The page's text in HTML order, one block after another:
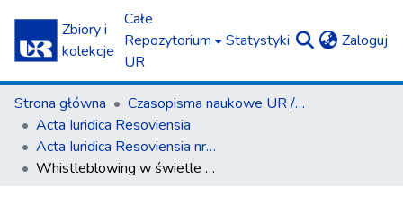
Zbiory i
kolekcje
Całe
Repozytorium
UR
Statystyki Zaloguj
Strona główna
Czasopisma naukowe UR / Scientific Journals
Acta Iuridica Resoviensia
Acta Iuridica Resoviensia nr 3 (38) 2022
Whistleblowing w świetle nowych zasad dyrektywy o sygnalistach a doświadczenia ładu korporacyjnego wybranych polskich spółek energetycznych